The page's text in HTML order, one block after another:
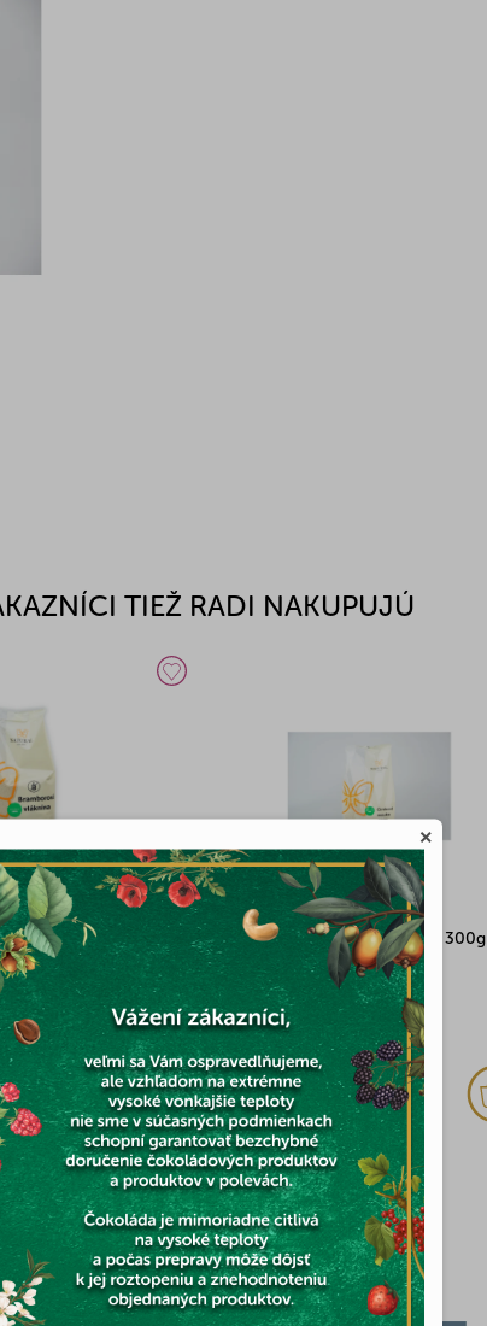
TIEŽ RADI NAKUPUJÚ
vláknina 200g Natural múka čiroková hladká 300g
Skladom
1,12 €
MOHLO BY VÁS ZAUJÍMAŤ
×